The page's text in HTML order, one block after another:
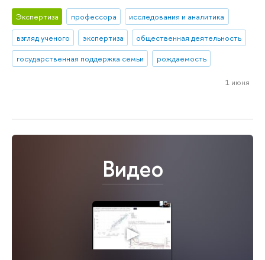
Экспертиза профессора
исследования и аналитика
взгляд ученого
экспертиза
общественная деятельность
государственная поддержка семьи
рождаемость
1 июня
Видео